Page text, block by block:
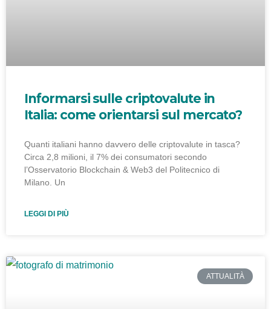
Informarsi sulle criptovalute in
Italia: come orientarsi sul mercato?
Quanti italiani hanno davvero delle criptovalute in tasca?
Circa 2,8 milioni, il 7% dei consumatori secondo
l’Osservatorio Blockchain & Web3 del Politecnico di
Milano. Un
LEGGI DI PIÙ
ATTUALITÀ